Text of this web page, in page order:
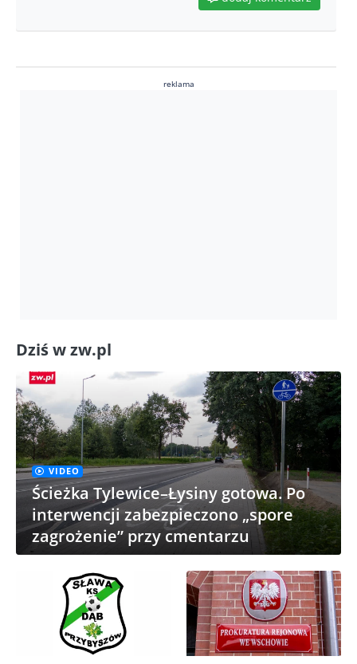
reklama
Dziś w zw.pl
VIDEO
Ścieżka Tylewice–Łysiny gotowa. Po
interwencji zabezpieczono „spore
zagrożenie” przy cmentarzu